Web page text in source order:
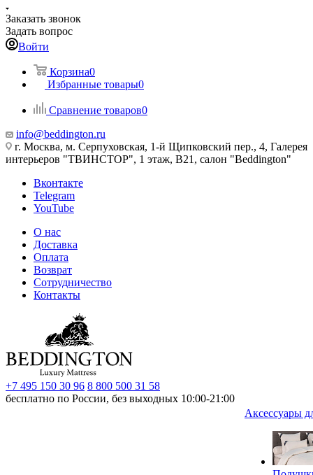
Заказать звонок
Задать вопрос
Войти
Корзина0
Избранные товары0
Сравнение товаров0
info@beddington.ru
г. Москва, м. Серпуховская, 1-й Щипковский пер., 4, Галерея
интерьеров "ТВИНСТОР", 1 этаж, B21, салон "Beddington"
Вконтакте
Telegram
YouTube
О нас
Доставка
Оплата
Возврат
Сотрудничество
Контакты
+7 495 150 30 96 8 800 500 31 58
бесплатно по России, без выходных 10:00-21:00
Аксессуары